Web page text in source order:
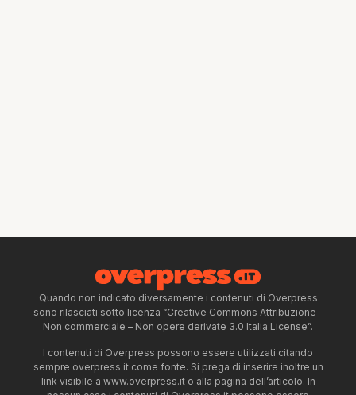
Quando non indicato diversamente i contenuti di Overpress
sono rilasciati sotto licenza “Creative Commons Attribuzione –
Non commerciale – Non opere derivate 3.0 Italia License”.
I contenuti di Overpress possono essere utilizzati citando
sempre overpress.it come fonte. Si prega di inserire inoltre un
link visibile a www.overpress.it o alla pagina dell’articolo. In